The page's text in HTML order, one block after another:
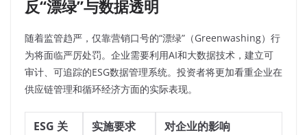
反“漂绿”与数据透明
随着监管趋严，仅靠营销口号的“漂绿”（Greenwashing）行
为将面临严厉处罚。企业需要利用AI和大数据技术，建立可
审计、可追踪的ESG数据管理系统。投资者将更加看重企业在
供应链管理和循环经济方面的实际表现。
ESG 关
实施要求 对企业的影响